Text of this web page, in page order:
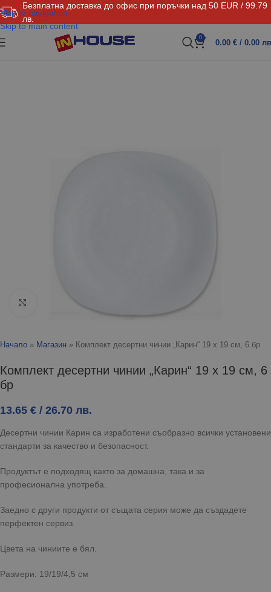
Безплатна доставка до офис при поръчки над 50 EUR / 99.79
лв.
Skip to navigation
Skip to main content
0
0.00 € / 0.00
Click to enlarge
Начало » Магазин » Комплект десертни чинии „Карин“ 19 х 19 см, 6 бр
Комплект десертни чинии „Карин“ 19 х 19 см, 6
бр
13.65 € / 26.70 лв.
Десертни чинии Карин са изработени съобразно всички установени
стандарти за качество и безопасност.
Продуктът е подходящ както за домашна, така и за
професионална употреба.
Заедно с други продукти от същата серия може да създадете
перфектен сервиз.
Цвета на чиниите е бял.
Размери: 19/19/4,5 см